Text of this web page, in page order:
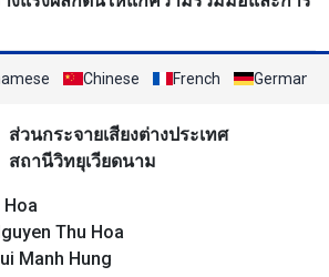
Chinese French German
ส่วนกระจายเสียงต่างประเทศ
สถานีวิทยุเวียดนาม
Hoa
Thu Hoa
Manh Hung